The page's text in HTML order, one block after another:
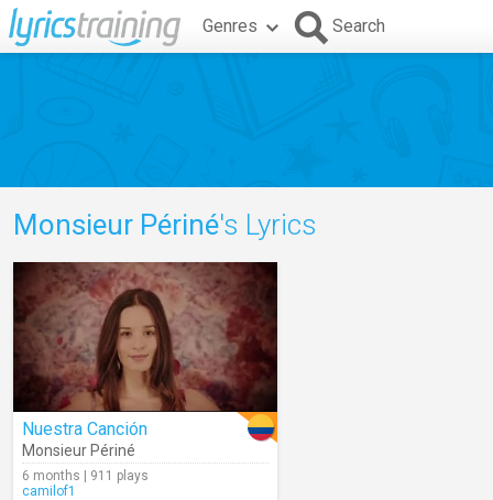
Genres Search
Monsieur Périné's Lyrics
Nuestra Canción
Monsieur Périné
6 months | 911 plays
camilof1